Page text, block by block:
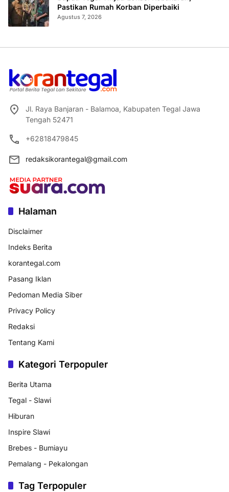
Pastikan Rumah Korban Diperbaiki
Agustus 7, 2026
Jl. Raya Banjaran - Balamoa, Kabupaten Tegal Jawa
Tengah 52471
+62818479845
redaksikorantegal@gmail.com
Halaman
Disclaimer
Indeks Berita
korantegal.com
Pasang Iklan
Pedoman Media Siber
Privacy Policy
Redaksi
Tentang Kami
Kategori Terpopuler
Berita Utama
Tegal - Slawi
Hiburan
Inspire Slawi
Brebes - Bumiayu
Pemalang - Pekalongan
Tag Terpopuler